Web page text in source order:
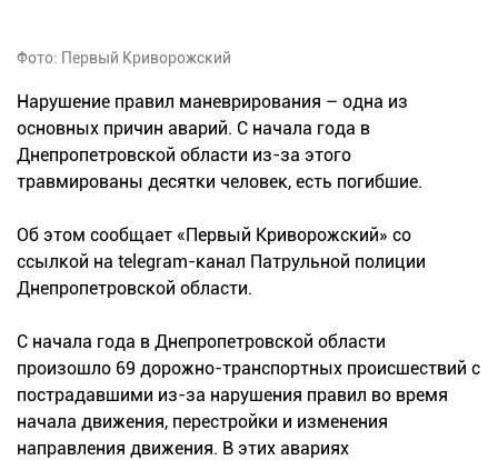
Фото: Первый Криворожский
Нарушение правил маневрирования – одна из
основных причин аварий. С начала года в
Днепропетровской области из-за этого
травмированы десятки человек, есть погибшие.
Об этом сообщает «Первый Криворожский» со
ссылкой на telegram-канал Патрульной полиции
Днепропетровской области.
С начала года в Днепропетровской области
произошло 69 дорожно-транспортных происшествий с
пострадавшими из-за нарушения правил во время
начала движения, перестройки и изменения
направления движения. В этих авариях